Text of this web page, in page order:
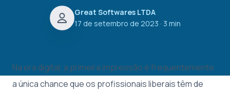
Great Softwares LTDA
17 de setembro de 2023 · 3 min
Na era digital, a primeira impressão é frequentemente
a única chance que os profissionais liberais têm de